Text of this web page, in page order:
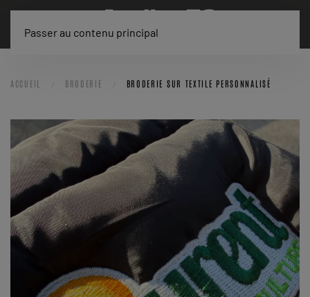
Passer au contenu principal
ACCUEIL BRODERIE BRODERIE SUR TEXTILE PERSONNALISÉ